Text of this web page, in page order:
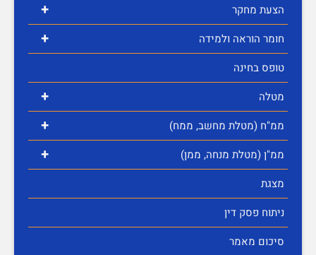
+ הצעת מחקר
+
חומר הוראה ולמידה
טופס בחינה
+ מטלה
+ ממ"ח (מטלת מחשב, ממח)
+
ממ"ן (מטלת מנחה, ממן)
מצגת
ניתוח פסק דין
סיכום מאמר